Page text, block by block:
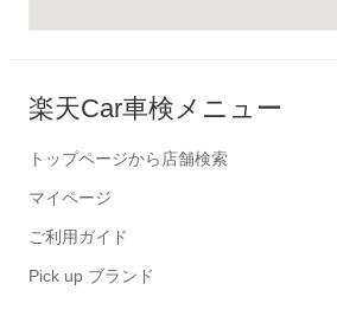
楽天Car車検メニュー
トップページから店舗検索
マイページ
ご利用ガイド
Pick up ブランド